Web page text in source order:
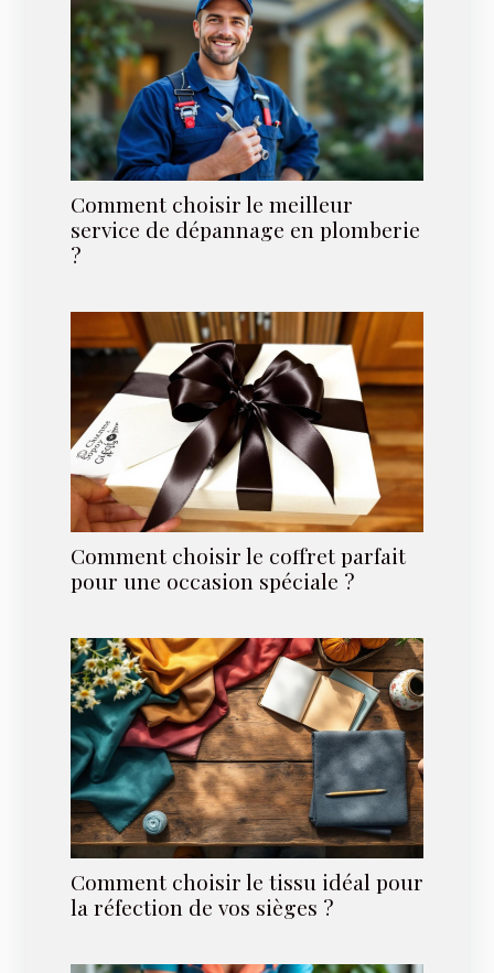
Comment choisir le meilleur
service de dépannage en plomberie
?
Comment choisir le coffret parfait
pour une occasion spéciale ?
Comment choisir le tissu idéal pour
la réfection de vos sièges ?